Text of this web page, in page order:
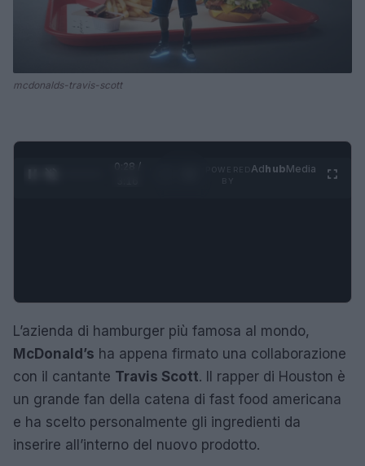
mcdonalds-travis-scott
0:28 /
AdhubMedia
L’azienda di hamburger più famosa al mondo,
McDonald’s ha appena firmato una collaborazione
con il cantante Travis Scott. Il rapper di Houston è
un grande fan della catena di fast food americana
e ha scelto personalmente gli ingredienti da
inserire all’interno del nuovo prodotto.